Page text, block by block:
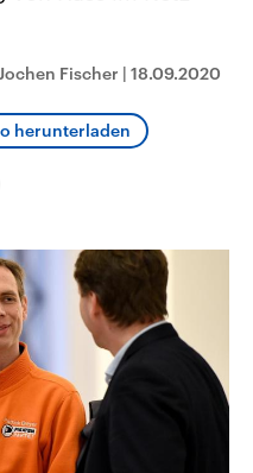
Fischer | 18.09.2020
herunterladen